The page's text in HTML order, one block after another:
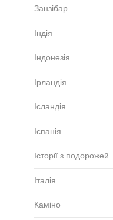
Занзібар
Індія
Індонезія
Ірландія
Ісландія
Іспанія
Історії з подорожей
Італія
Каміно